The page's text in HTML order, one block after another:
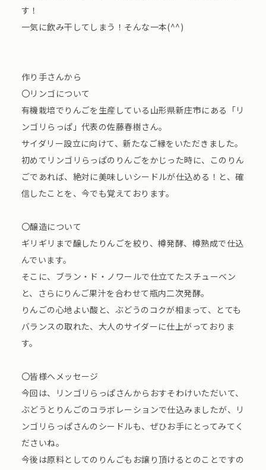
す！
一気に飲み干してしまう！そんな一本(^^)
作り手さんから
〇リンゴについて
有機栽培でりんごを生産している山形県新庄市にある「リ
ンゴリらっぱ」代表の佐藤春樹さん。
サイダリー設立に向けて、新たなご縁をいただきました。
初めてリンゴリらっぱのりんごをかじった時に、このりん
ごであれば、絶対に美味しいシードルが仕込める！と、確
信したことを、今でも覚えております。
〇醸造について
ギリギリまで醸したりんごを絞り、樽発酵、樽熟成で仕込
んでいます。
そこに、ブラン・ド・ノワールで仕立てたスチューベン
と、さらにりんご果汁を合わせて瓶内二次発酵。
りんごの心地よい酸と、ぶどうのコクが相まって、とても
バランスの取れた、大人のサイダーに仕上がっておりま
す。
〇皆様へメッセージ
今回は、リンゴリらっぱさんからおすそわけいただいて、
ぶどうとりんごのコラボレーションで仕込みましたが、リ
ンゴリらっぱさんのシードルも、ぜひお手にとってみてく
ださいね。
今後は原料としてのりんごもお譲り頂けるとのことですの